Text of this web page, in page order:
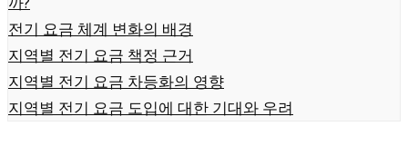
전기 요금 체계 변화의 배경
지역별 전기 요금 책정 근거
지역별 전기 요금 차등화의 영향
지역별 전기 요금 도입에 대한 기대와 우려